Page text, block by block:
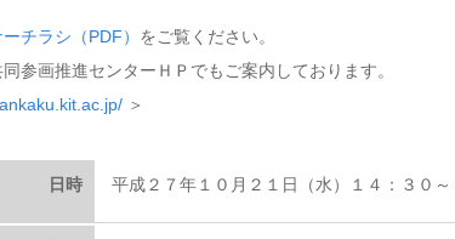
チラシ（PDF） をご覧ください。
参画推進センターＨＰでもご案内しております。
＞
日時 平成２７年１０月２１日（水）１４：３０～